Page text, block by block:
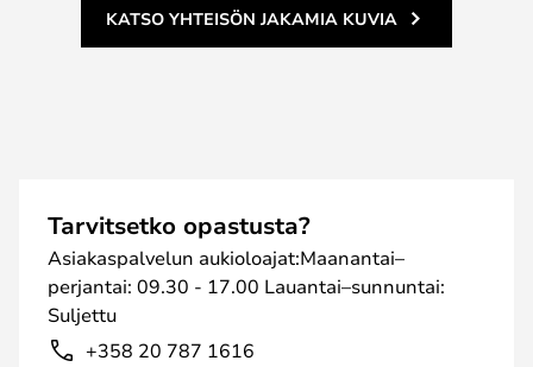
KATSO YHTEISÖN JAKAMIA KUVIA
Tarvitsetko opastusta?
Asiakaspalvelun aukioloajat:Maanantai–
perjantai: 09.30 - 17.00 Lauantai–sunnuntai:
Suljettu
+358 20 787 1616